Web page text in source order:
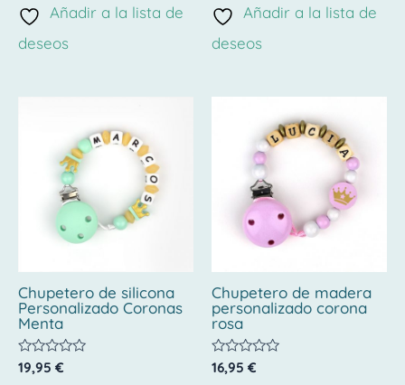
de
5
Añadir a la lista de
deseos
de
5
Añadir a la lista de
deseos
Chupetero de silicona
Personalizado Coronas
Menta
Valorado
con
19,95 €
Chupetero de madera
personalizado corona
rosa
Valorado
con
16,95 €